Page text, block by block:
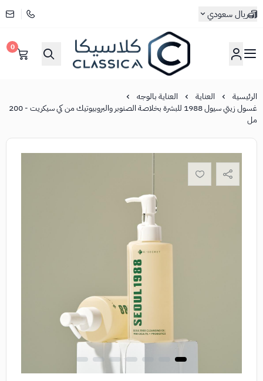
ريال سعودي
كلاسيكا
0
الرئيسية العناية
العناية بالوجه
غسول زيتي سيول 1988 للبشرة بخلاصة الصنوبر والبروبيوتيك من كي سيكريت - 200
مل